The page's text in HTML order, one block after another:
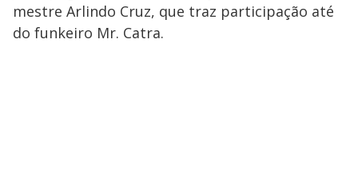
mestre Arlindo Cruz, que traz participação até
do funkeiro Mr. Catra.